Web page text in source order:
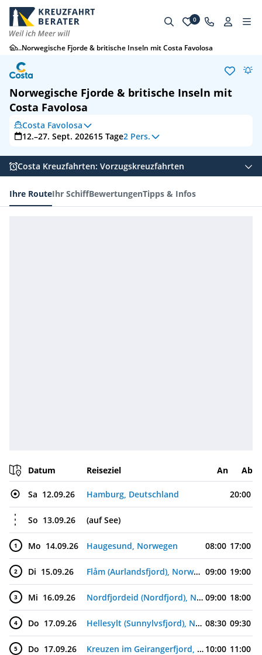
0
...Norwegische Fjorde & britische Inseln mit Costa Favolosa
Norwegische Fjorde & britische Inseln mit
Costa Favolosa
Costa Favolosa
12.–27. Sept. 202615 Tage2 Pers.
Costa Kreuzfahrten: Vorzugskreuzfahrten
Ihre RouteIhr SchiffBewertungenTipps & Infos
Datum Reiseziel An Ab
Sa 12.09.26 Hamburg, Deutschland 20:00
So 13.09.26 (auf See)
1 Mo 14.09.26 Haugesund, Norwegen 08:00 17:00
2 Di 15.09.26 Flåm (Aurlandsfjord), Norwegen 09:00 19:00
3 Mi 16.09.26 Nordfjordeid (Nordfjord), Norwegen 09:00 18:00
4 Do 17.09.26 Hellesylt (Sunnylvsfjord), Norwegen 08:30 09:30
5 Do 17.09.26 Kreuzen im Geirangerfjord, Norwegen 10:00 11:00